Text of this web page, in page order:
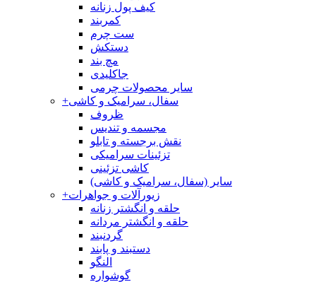
کیف پول زنانه
کمربند
ست چرم
دستکش
مچ بند
جاکلیدی
سایر محصولات چرمی
+سفال، سرامیک و کاشی
ظروف
مجسمه و تندیس
نقش برجسته و تابلو
تزئینات سرامیکی
کاشی تزئینی
سایر (سفال، سرامیک و کاشی)
+زیورآلات و جواهرات
حلقه و انگشتر زنانه
حلقه و انگشتر مردانه
گردنبند
دستبند و پابند
النگو
گوشواره